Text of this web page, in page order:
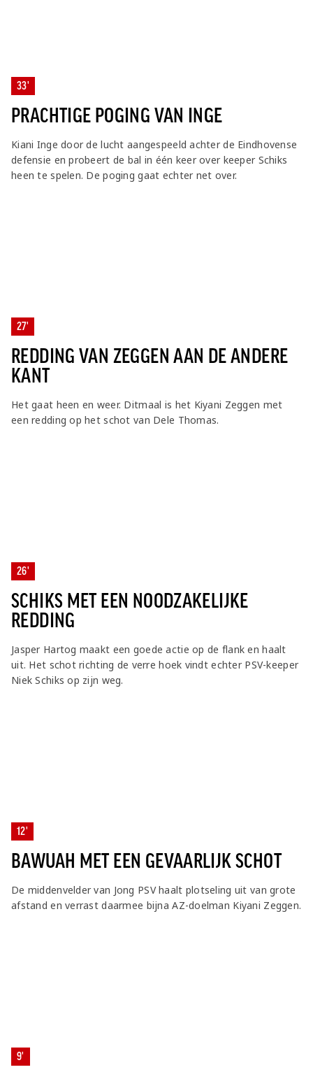
33'
PRACHTIGE POGING VAN INGE
Kiani Inge door de lucht aangespeeld achter de Eindhovense
defensie en probeert de bal in één keer over keeper Schiks
heen te spelen. De poging gaat echter net over.
27'
REDDING VAN ZEGGEN AAN DE ANDERE
KANT
Het gaat heen en weer. Ditmaal is het Kiyani Zeggen met
een redding op het schot van Dele Thomas.
26'
SCHIKS MET EEN NOODZAKELIJKE
REDDING
Jasper Hartog maakt een goede actie op de flank en haalt
uit. Het schot richting de verre hoek vindt echter PSV-keeper
Niek Schiks op zijn weg.
12'
BAWUAH MET EEN GEVAARLIJK SCHOT
De middenvelder van Jong PSV haalt plotseling uit van grote
afstand en verrast daarmee bijna AZ-doelman Kiyani Zeggen.
9'